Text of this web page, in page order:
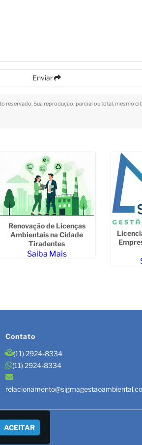
Enviar
reservado. Sua reprodução, parcial ou total, mesmo
Renovação de Licenças
Ambientais na Cidade
Tiradentes
Saiba Mais
Contato
(11) 2924-8334
(11) 2924-8334
ACEITAR